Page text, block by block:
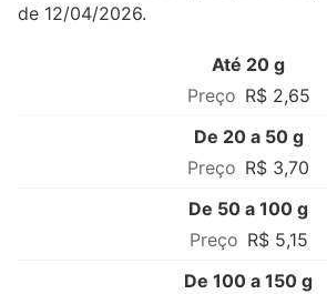
de 12/04/2026.
Até 20 g
R$ 2,65
De 20 a 50 g
R$ 3,70
De 50 a 100 g
R$ 5,15
De 100 a 150 g